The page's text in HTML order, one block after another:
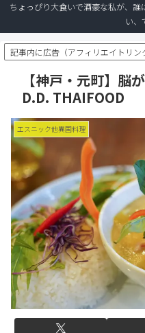
ちょっぴり大食いで酒豪な私が、
い、
記事内に広告（アフィリエイトリン
【神戸・元町】脳
D.D. THAIFOOD
エスニック他異国料理